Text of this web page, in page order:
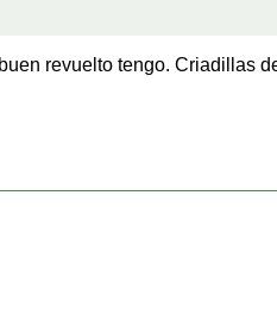
revuelto tengo. Criadillas